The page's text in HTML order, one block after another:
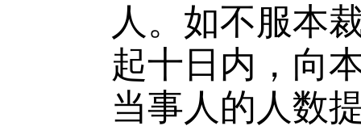
人。 如不服本
起十日内，向
当事人的人数